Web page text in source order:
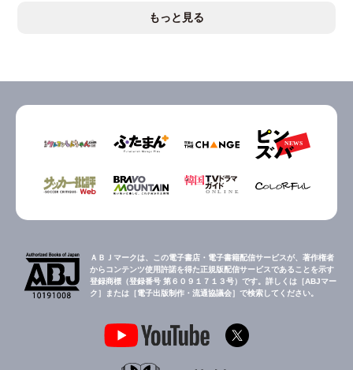
もっと見る
ＡＢＪマークは、この電子書店・電子書籍配信サービスが、著作権者
からコンテンツ使用許諾を得た正規版配信サービスであることを示す
登録商標（登録番号 第６０９１７１３号）です。詳しくは［ABJマー
ク］または［電子出版制作・流通協議会］で検索してください。